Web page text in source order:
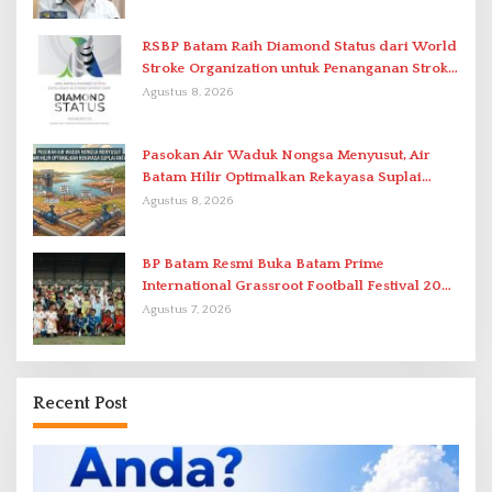
RSBP Batam Raih Diamond Status dari World
Stroke Organization untuk Penanganan Stroke
Berstandar Internasional
Agustus 8, 2026
Pasokan Air Waduk Nongsa Menyusut, Air
Batam Hilir Optimalkan Rekayasa Suplai
Antar-IPAM
Agustus 8, 2026
BP Batam Resmi Buka Batam Prime
International Grassroot Football Festival 2026
di Stadion Temenggung Abdul Jamal
Agustus 7, 2026
Recent Post